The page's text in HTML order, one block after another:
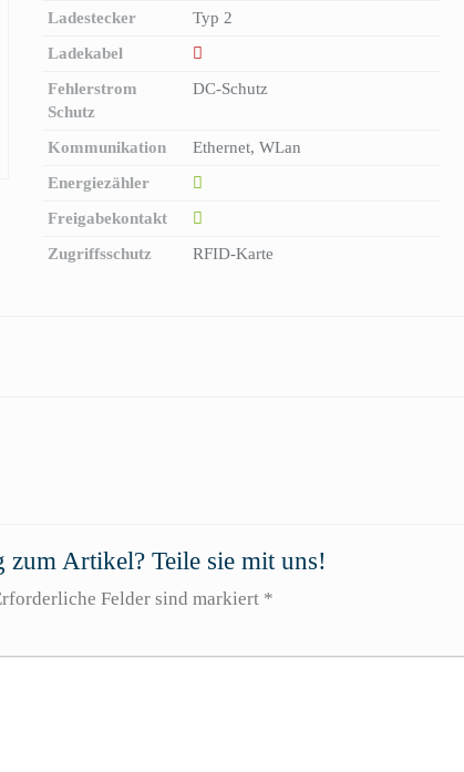
Ladestecker
Typ 2
Ladekabel
Fehlerstrom
Schutz
DC-Schutz
Kommunikation
Ethernet, WLan
Energiezähler
Freigabekontakt
Zugriffsschutz
RFID-Karte
zum Artikel? Teile sie mit uns!
Felder sind markiert *